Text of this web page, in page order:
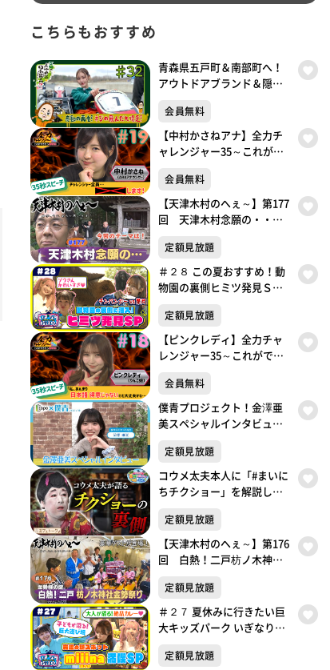
こちらもおすすめ
青森県五戸町＆南部町へ！
アウトドアブランド＆隠れ
150km/h！レーシングカー
ト対決
会員無料
【中村かさねアナ】全力チ
ャレンジャー35～これがで
チチャレンジ
会員無料
【天津木村のへぇ～】第177
回 天津木村念願の・・・
定額見放題
＃２８ この夏おすすめ！動
物園の裏側ヒミツ発見ＳＰ
シーンあり】
定額見放題
【ピンクレディ】全力チャ
レンジャー35～これができ
チャレンジ
会員無料
僕青プロジェクト！金澤亜
美スペシャルインタビュ
定額見放題
コウメ太夫本人に「#まいに
ちチクショー」を解説して
#2定額見放題
【天津木村のへぇ～】第176
回 白熱！二戸枋ノ木神社
ーズ最終話
定額見放題
＃２７ 夏休みに行きたい巨
大キッズパーク いぎなり放
り】
定額見放題